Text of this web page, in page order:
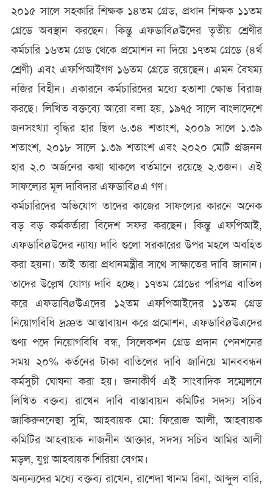
২০১৫ সালে সহকারি শিক্ষক ১৪তম গ্রেড, প্রধান শিক্ষক ১১তম
গ্রেডে অবস্থান করছেন। কিন্তু এফডাবিøউদের তৃতীয় শ্রেণীর
কর্মচারি ১৬তম গ্রেড থেকে প্রমোশন না দিয়ে ১৭তম গ্রেডে (৪র্থ
শ্রেণী) এবং এফপিআইগণ ১৬তম গ্রেডে রয়েছেন। এমন বৈষম্য
নজির বিহীন। একারনে কর্মচারিদের মধ্যে হতাশা ক্ষোভ বিরাজ
করছে। লিখিত বক্তব্যে আরো বলা হয়, ১৯৭৫ সালে বাংলাদেশে
জনসংখ্যা বৃদ্ধির হার ছিল ৬.৩৪ শতাংশ, ২০০৯ সালে ১.৩৯
শতাংশ, ২০১৮ সালে ১.৩৯ শতাংশ এবং ২০২০ মোট প্রজনন
হার ২.০ অর্জনের কথা থাকলে বর্তমানে রয়েছে ২.৩জন। এই
সাফল্যের মূল দাবিদার এফডাবিøএ গণ।
কর্মচারিদের অভিযোগ তাদের কাজের সাফল্যের কারনে অনেক
বড় বড় কর্মকর্তারা বিদেশ সফর করছেন। কিন্তু এফপিআই,
এফডাবিøউদের ন্যায্য দাবি গুলো সরকারের উপর মহলে অবহিত
করা হয়না। তাই তারা প্রধানমন্ত্রীর সাথে সাক্ষাতের দাবি জানান।
তাদের উল্লেখ যোগ্য দাবি হচ্ছে। ১৭তম গ্রেডের পরিপত্র বাতিল
করে এফডাবিøউএদের ১২তম এফপিআইদের ১১তম গ্রেড
নিয়োগবিধি দ্রæত আস্তাবায়ন করে প্রমোশন, এফডাবিøউএদের
শুণ্য পদে নিয়োগবিধি বন্ধ, সিলেকশন গ্রেড প্রদান পেনশনের
সময় ২০% কর্তনের টাকা বাতিলের দাবি জানিয়ে মানববন্ধন
কর্মসুচী ঘোষনা করা হয়। জনাকীর্ণ এই সাংবাদিক সম্মেলনে
লিখিত বক্তব্য রাখেন দাবি বাস্তাবায়ন কমিটির সদস্য সচিব
জাকিরুননেছা সুমি, আহবায়ক মো: ফিরোজ আলী, আহবায়ক
কমিটির আহবায়ক নাজনীন আক্তার, সদস্য সচিব আমির আলী
মড়ল, যুগ্ন আহবায়ক শিরিয়া বেগম।
অন্যন্যদের মধ্যে বক্তব্য রাখেন, রাশেদা খানম রিনা, আব্দুল বারি,